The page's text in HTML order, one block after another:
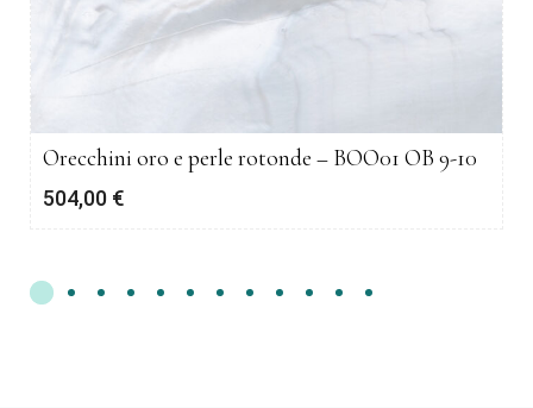
Orecchini oro e perle rotonde – BOO01 OB 9-10
504,00 €